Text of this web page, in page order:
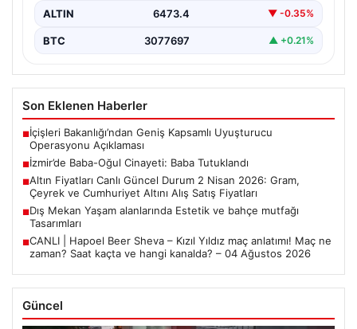
ALTIN 6473.4 ▼ -0.35%
BTC 3077697 ▲ +0.21%
Son Eklenen Haberler
■İçişleri Bakanlığı’ndan Geniş Kapsamlı Uyuşturucu
Operasyonu Açıklaması
■İzmir’de Baba-Oğul Cinayeti: Baba Tutuklandı
■Altın Fiyatları Canlı Güncel Durum 2 Nisan 2026: Gram,
Çeyrek ve Cumhuriyet Altını Alış Satış Fiyatları
■Dış Mekan Yaşam alanlarında Estetik ve bahçe mutfağı
Tasarımları
■CANLI | Hapoel Beer Sheva – Kızıl Yıldız maç anlatımı! Maç ne
zaman? Saat kaçta ve hangi kanalda? – 04 Ağustos 2026
Güncel